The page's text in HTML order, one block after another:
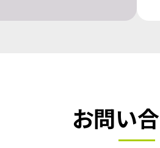
お問い